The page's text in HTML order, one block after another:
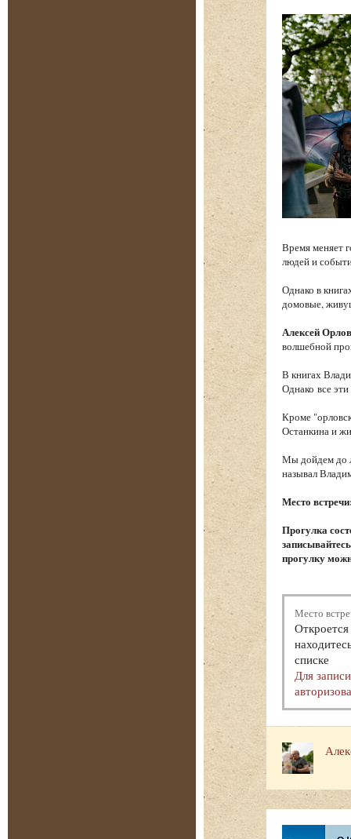
Время меняет
людей и
Однако в
домовые,
Алексей Орлов
волшебной
В книгах
Однако все
Кроме
Останкина и
Мы дойдем до
называл
Место
Прогулка
прогулку
Место
списке
Для